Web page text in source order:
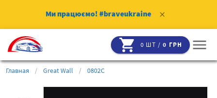
Ми працюємо! #braveukraine clear
shopping_cart 0 ШТ /0 ГРН menu
Главная / Great Wall / 0802C